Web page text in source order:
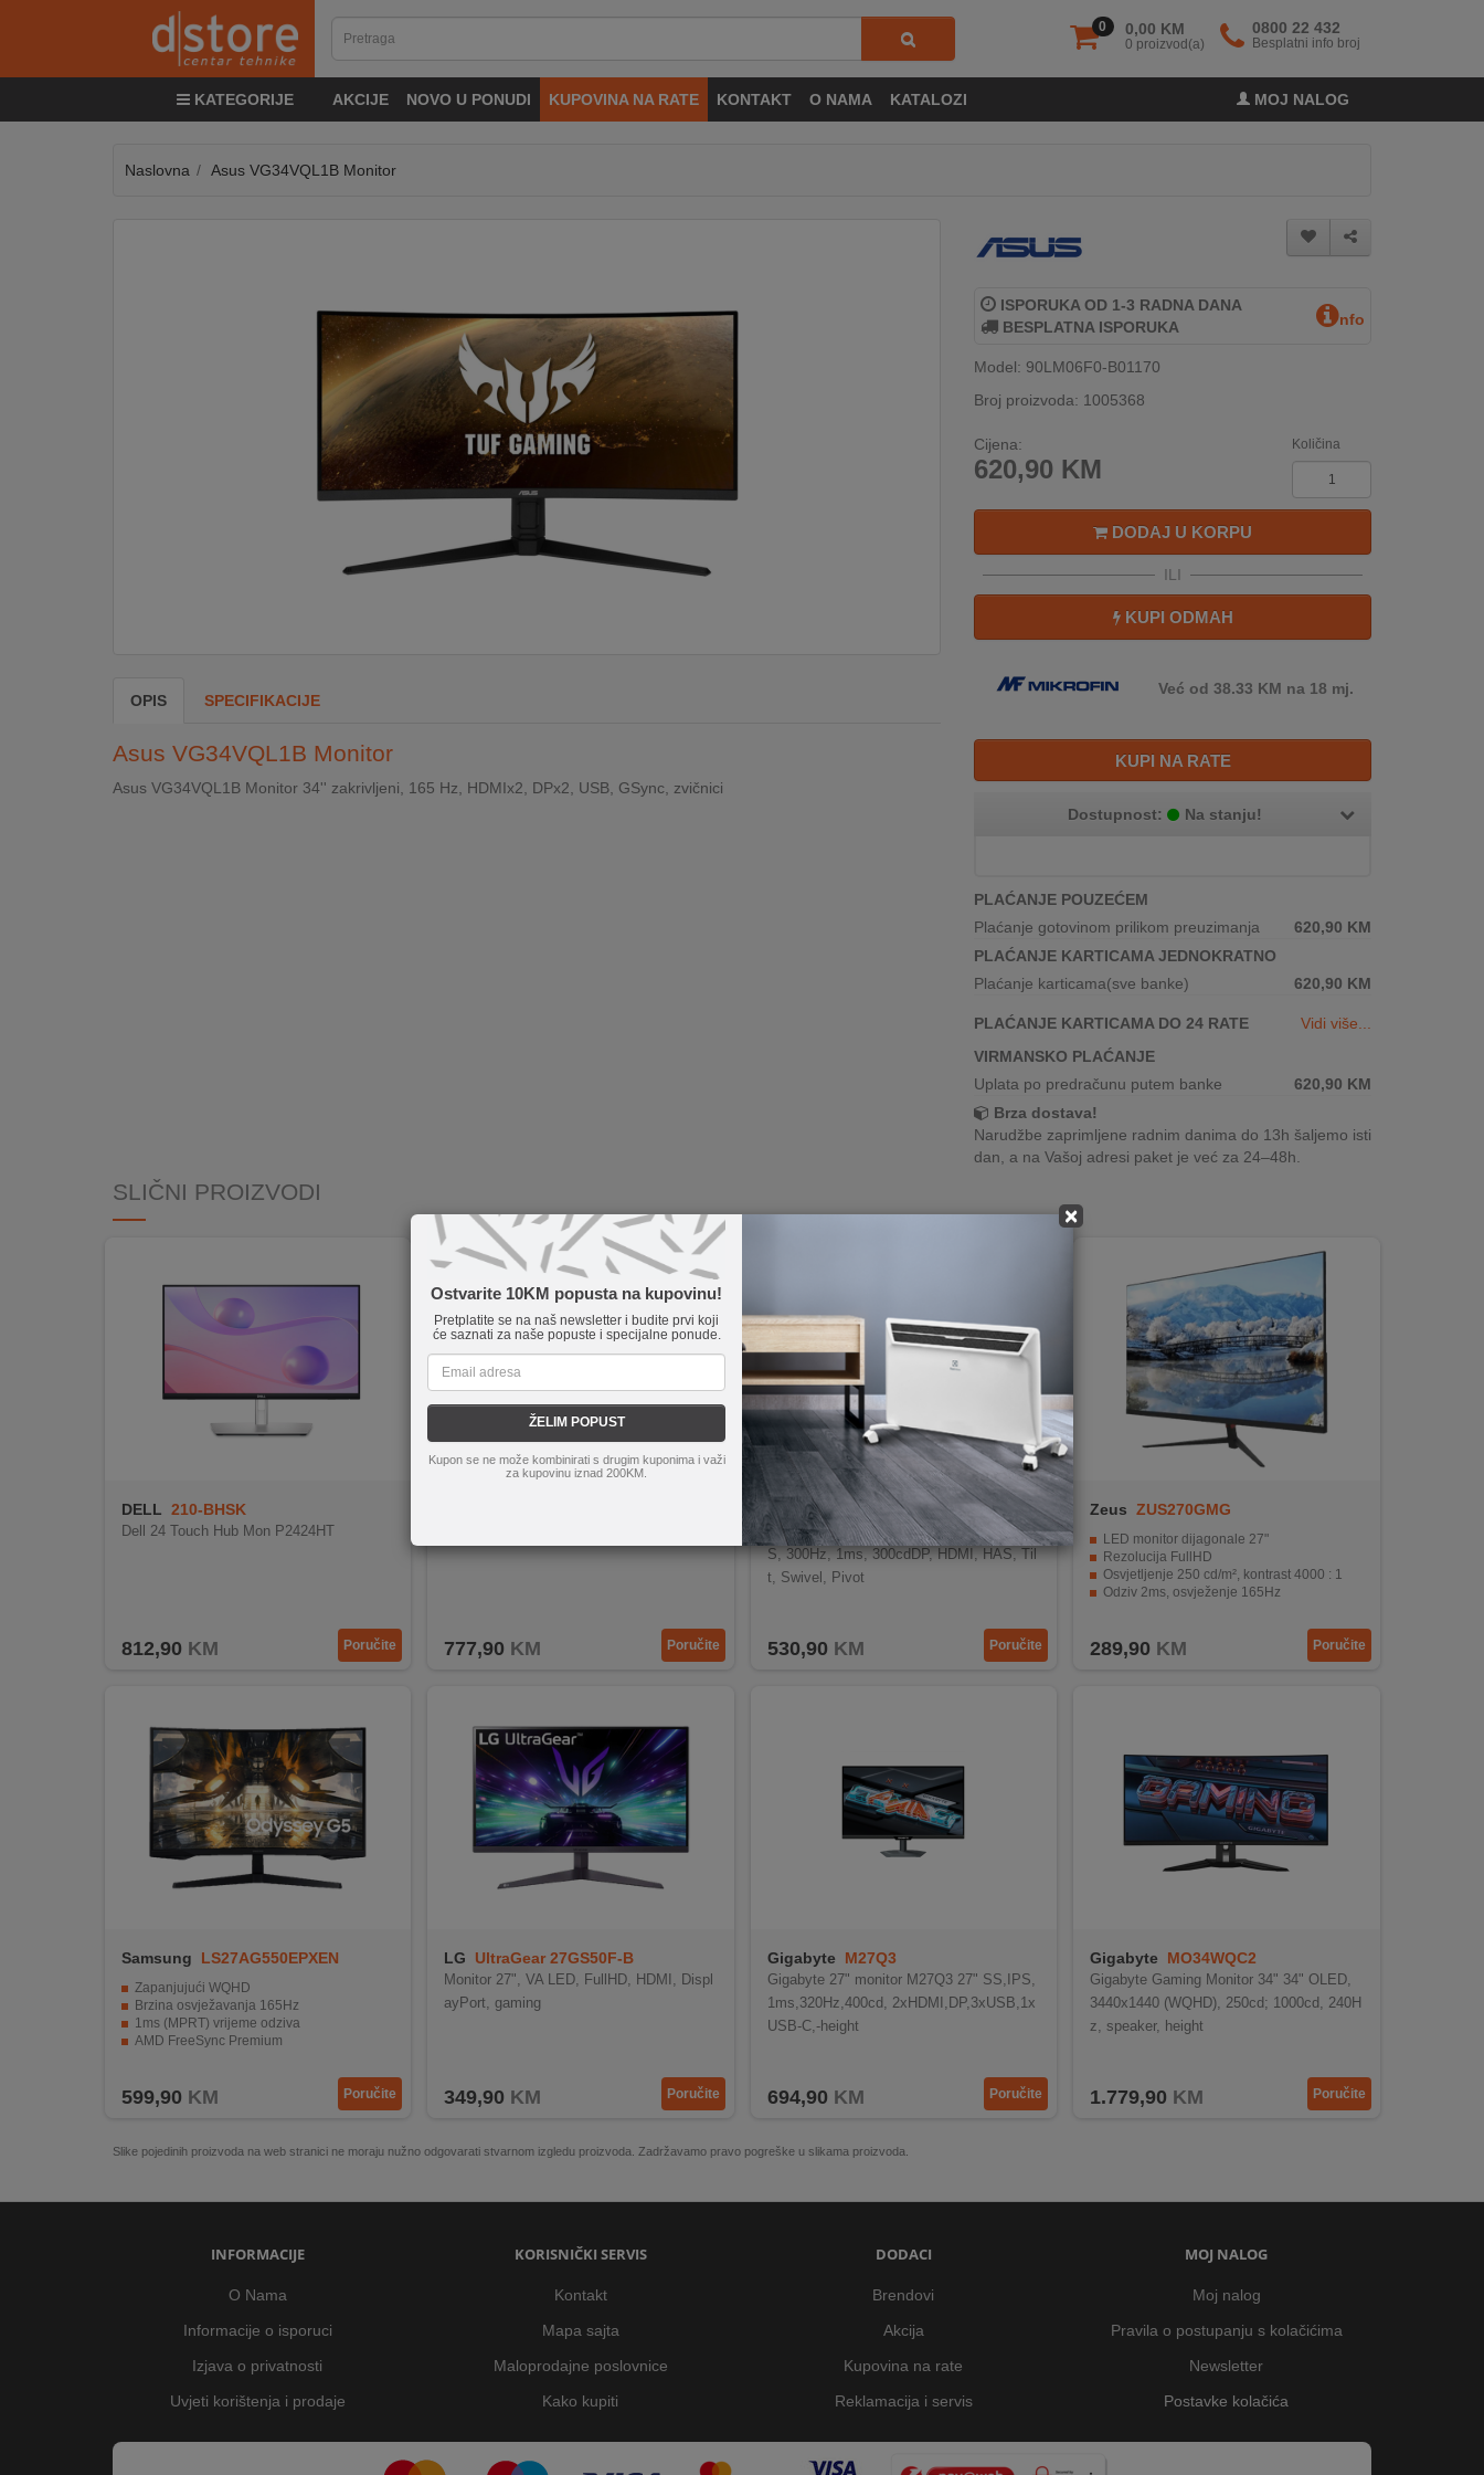
0 0,00 KM
0 proizvod(a)
0800 22 432
Besplatni info broj
KATEGORIJE AKCIJE NOVO U PONUDI KUPOVINA NA RATE KONTAKT O NAMA KATALOZI MOJ NALOG
&
KLIMATIZACIJA
×
Ostvarite 10KM popusta na kupovinu!
Pretplatite se na naš newsletter i budite prvi koji
će saznati za naše popuste i specijalne ponude.
ŽELIM POPUST
Kupon se ne može kombinirati s drugim kuponima i važi
za kupovinu iznad 200KM.
Naslovna Asus VG34VQL1B Monitor
OPIS SPECIFIKACIJE
Asus VG34VQL1B Monitor
Asus VG34VQL1B Monitor 34'' zakrivljeni, 165 Hz, HDMIx2, DPx2, USB, GSync, zvičnici
ISPORUKA OD 1-3 RADNA DANA
BESPLATNA ISPORUKA
nfo
Model: 90LM06F0-B01170
Broj proizvoda: 1005368
Cijena:
620,90 KM
Količina
DODAJ U KORPU
ILI
KUPI ODMAH
Već od 38.33 KM na 18 mj.
KUPI NA RATE
Dostupnost: Na stanju!
PLAĆANJE POUZEĆEM
Plaćanje gotovinom prilikom preuzimanja
620,90 KM
PLAĆANJE KARTICAMA JEDNOKRATNO
Plaćanje karticama(sve banke)
620,90 KM
PLAĆANJE KARTICAMA DO 24 RATE
Vidi više...
VIRMANSKO PLAĆANJE
Uplata po predračunu putem banke
620,90 KM
Brza dostava!
Narudžbe zaprimljene radnim danima do 13h šaljemo isti
dan, a na Vašoj adresi paket je već za 24–48h.
SLIČNI PROIZVODI
DELL 210-BHSK
Dell 24 Touch Hub Mon P2424HT
812,90 KM Poručite
Novo
777,90 KM Poručite
Samsung LS27HG402EUXEN
Samsung 27" Odyssey G4 G40HFHD, IP
S, 300Hz, 1ms, 300cdDP, HDMI, HAS, Til
t, Swivel, Pivot
530,90 KM Poručite
Zeus ZUS270GMG
LED monitor dijagonale 27"
Rezolucija FullHD
Osvjetljenje 250 cd/m², kontrast 4000 : 1
Odziv 2ms, osvježenje 165Hz
289,90 KM Poručite
Samsung LS27AG550EPXEN
Zapanjujući WQHD
Brzina osvježavanja 165Hz
1ms (MPRT) vrijeme odziva
AMD FreeSync Premium
599,90 KM Poručite
LG UltraGear 27GS50F-B
Monitor 27", VA LED, FullHD, HDMI, Displ
ayPort, gaming
349,90 KM Poručite
Gigabyte M27Q3
Gigabyte 27" monitor M27Q3 27" SS,IPS,
1ms,320Hz,400cd, 2xHDMI,DP,3xUSB,1x
USB-C,-height
694,90 KM Poručite
Gigabyte MO34WQC2
Gigabyte Gaming Monitor 34" 34" OLED,
3440x1440 (WQHD), 250cd; 1000cd, 240H
z, speaker, height
1.779,90 KM Poručite
Slike pojedinih proizvoda na web stranici ne moraju nužno odgovarati stvarnom izgledu proizvoda. Zadržavamo pravo pogreške u slikama proizvoda.
INFORMACIJE
O Nama
Informacije o isporuci
Izjava o privatnosti
Uvjeti korištenja i prodaje
KORISNIČKI SERVIS
Kontakt
Mapa sajta
Maloprodajne poslovnice
Kako kupiti
DODACI
Brendovi
Akcija
Kupovina na rate
Reklamacija i servis
MOJ NALOG
Moj nalog
Pravila o postupanju s kolačićima
Newsletter
Postavke kolačića